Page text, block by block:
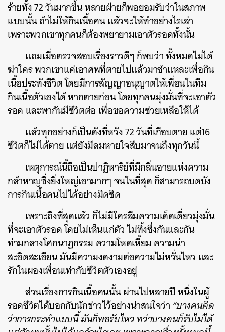
ร้ายทั้ง 72 วันมากขึ้น หลายฝ่ายก็พอยอมรับว่าในสภาพ
แบบนั้น ถ้าไม่ให้กินเนื้อคน แล้วจะให้ทำอย่างไรเล่า
เพราะพวกเขาทุกคนก็ต้องพยายามเอาตัวรอดทั้งนั้น
แถมเมื่อตรวจสอบเรื่องราวดีๆ ก็พบว่า ทั้งหมดไม่ได้
ฆ่าใคร พวกเขาแค่เอาศพที่ตายไปแล้วมาชำแหละเพื่อกิน
เนื้อประทังชีวิต โดยมีการสัญญาอนุญาตให้เพื่อนในทีม
กินเนื้อตัวเองได้ หากตายก่อน โดยทุกคนมุ่งมั่นที่จะเอาตัว
รอด และพากันมีชีวิตต่อ เพื่อขอความช่วยเหลือให้ได้
แล้วทุกอย่างก็เป็นดังที่หวัง 72 วันที่เกือบตาย แต่16
ชีวิตก็ไม่ได้ตาย แต่ยังมีลมหายใจสืบมาจนถึงทุกวันนี้
เหตุการณ์นี้ถือเป็นปาฏิหาริย์ที่มีกลิ่นอายแห่งความ
กล้าหาญซึ่งยิ่งใหญ่เอามากๆ จนในที่สุด ก็สามารถบดบัง
การกินเนื้อคนไปได้อย่างมิดชิด
เพราะถึงที่สุดแล้ว ก็ไม่มีใครลืมความเด็ดเดี่ยวมุ่งมั่น
ที่จะเอาตัวรอด โดยไม่เห็นแก่ตัว ไม่ทิ้งซึ่งกันและกัน
ท่ามกลางโศกนาฏกรรม ความโหดเหี้ยม ความน่า
สะอิดสะเอียน มันมีความงดงามต่อความไม่หวั่นไหว และ
รักในผองเพื่อนเท่ากับชีวิตตัวเองอยู่
ส่วนเรื่องการกินเนื้อคนนั้น ผ่านไปหลายปี หนึ่งในผู้
รอดชีวิตได้บอกกับนักข่าวไว้อย่างน่าสนใจว่า “บางคนคิด
ว่าการกระทำแบบนี้ มันก็พอรับไหว ทว่าบางคนก็รับไม่ได้